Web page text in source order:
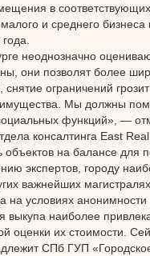
в
и среднего
неоднозначно
они позволят более
снятие ограничений
Мы должны
функций», —
консалтинга East
объектов на балансе для
экспертов, городу
важнейших магистралях.
на условиях
выкупа наиболее
оценки их стоимости.
СПб ГУП